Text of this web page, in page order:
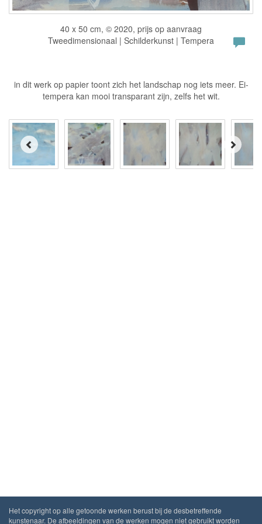
40 x 50 cm, © 2020, prijs op aanvraag
Tweedimensionaal | Schilderkunst | Tempera
in dit werk op papier toont zich het landschap nog iets meer. Ei-
tempera kan mooi transparant zijn, zelfs het wit.
Het copyright op alle getoonde werken berust bij de desbetreffende
kunstenaar. De afbeeldingen van de werken mogen niet gebruikt worden